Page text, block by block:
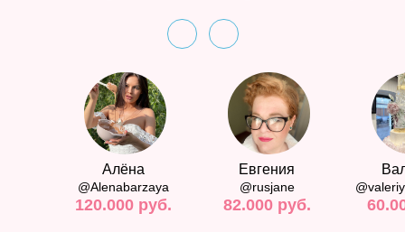
Алёна
@Alenabarzaya
120.000 руб.
Евгения
@rusjane
82.000 руб.
закрытый
Приглашение